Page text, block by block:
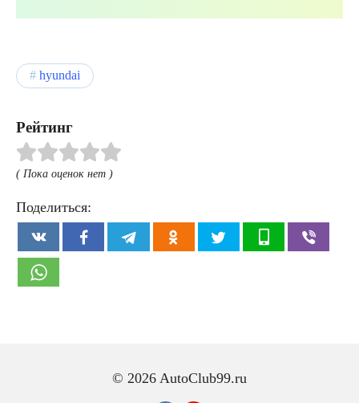
hyundai
Рейтинг
( Пока оценок нет )
Поделиться:
© 2026 AutoClub99.ru